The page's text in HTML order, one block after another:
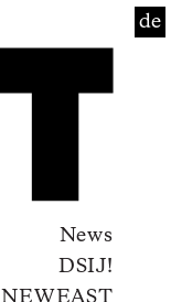
de
News
DSIJ!
NEWEAST